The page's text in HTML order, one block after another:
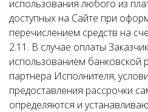
использования любого из
доступных на Сайте при
перечислением средств на
2.11. В случае оплаты
использованием банковской
партнера Исполнителя,
предоставления рассрочки
определяются и